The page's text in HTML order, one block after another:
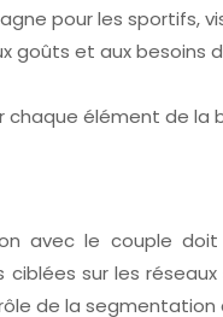
pour les sportifs,
goûts et aux besoins
élément de
avec le couple
sur les
de la